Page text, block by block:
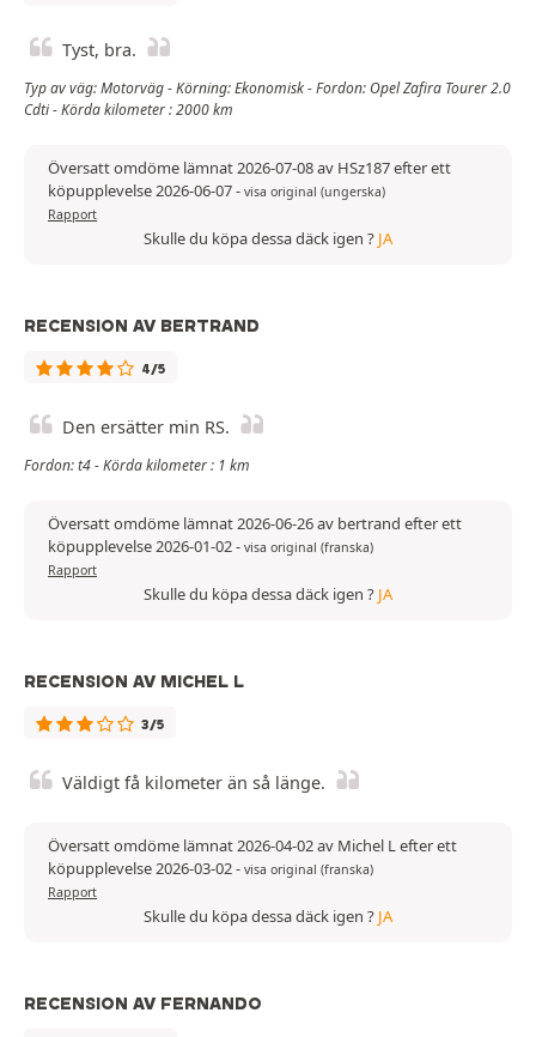
Tyst, bra.
Typ av väg: Motorväg - Körning: Ekonomisk - Fordon: Opel Zafira Tourer 2.0
Cdti - Körda kilometer : 2000 km
Översatt omdöme lämnat 2026-07-08 av HSz187 efter ett
köpupplevelse 2026-06-07- visa original (ungerska)
Rapport
Skulle du köpa dessa däck igen ? JA
RECENSION AV BERTRAND
4/5
Den ersätter min RS.
Fordon: t4 - Körda kilometer : 1 km
Översatt omdöme lämnat 2026-06-26 av bertrand efter ett
köpupplevelse 2026-01-02- visa original (franska)
Rapport
Skulle du köpa dessa däck igen ? JA
RECENSION AV MICHEL L
3/5
Väldigt få kilometer än så länge.
Översatt omdöme lämnat 2026-04-02 av Michel L efter ett
köpupplevelse 2026-03-02- visa original (franska)
Rapport
Skulle du köpa dessa däck igen ? JA
RECENSION AV FERNANDO